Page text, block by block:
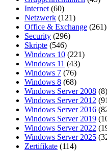
Internet (60)
Netzwerk (121)
Office & Exchange (261)
Security (296)
Skripte (546)
Windows 10 (221)
Windows 11 (43)
Windows 7 (76)
Windows 8 (68)
Windows Server 2008 (8)
Windows Server 2012
Windows Server 2016
Windows Server 2019
Windows Server 2022
Windows Server 2025
Zertifikate (114)